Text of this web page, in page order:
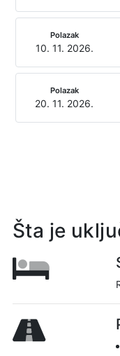
Polazak
10. 11. 2026.
Polazak
20. 11. 2026.
Šta je